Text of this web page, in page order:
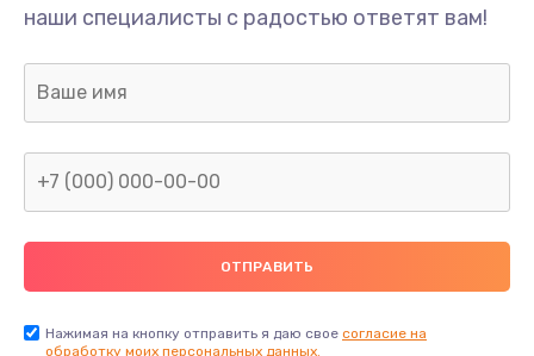
наши специалисты с радостью ответят вам!
Нажимая на кнопку отправить я даю свое согласие на
обработку моих персональных данных.